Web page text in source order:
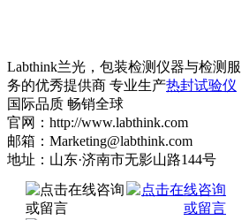
Labthink兰光，包装检测仪器与检测服
务的优秀提供商 专业生产热封试验仪
国际品质 畅销全球
官网：http://www.labthink.com
邮箱：Marketing@labthink.com
地址：山东·济南市无影山路144号